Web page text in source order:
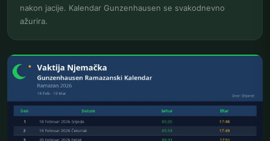
nakon jacije. Kalendar Gunzenhausen se svakodnevno
ažurira.